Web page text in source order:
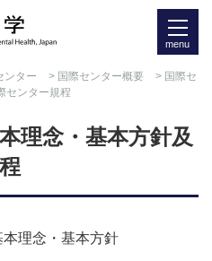
menu
ンター > 国際センター概要
> 国際セ
センター規程
理念・基本方針及
本理念・基本方針